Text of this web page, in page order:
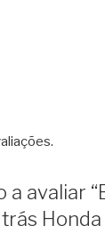
a avaliar
Honda